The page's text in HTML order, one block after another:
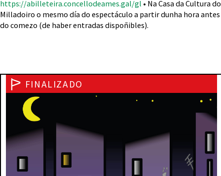
https://abilleteira.concellodeames.gal/gl • Na Casa da Cultura do
Milladoiro o mesmo día do espectáculo a partir dunha hora antes
do comezo (de haber entradas dispoñibles).
FINALIZADO